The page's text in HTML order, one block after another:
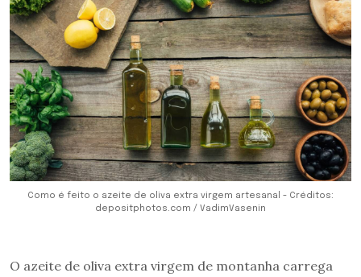
Como é feito o azeite de oliva extra virgem artesanal - Créditos:
depositphotos.com / VadimVasenin
O azeite de oliva extra virgem de montanha carrega